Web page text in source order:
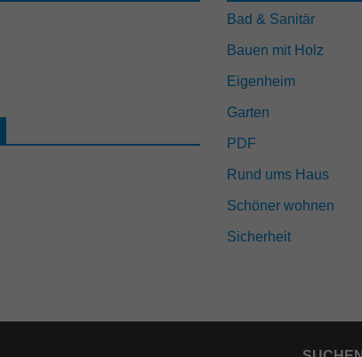
Bad & Sanitär
Bauen mit Holz
Eigenheim
Garten
PDF
Rund ums Haus
Schöner wohnen
Sicherheit